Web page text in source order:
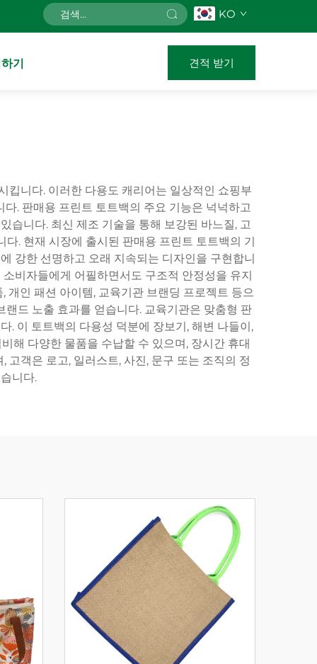
KO
기 견적 받기
킵니다. 이러한 다용도 캐리어는 일상적인 쇼핑부
. 판매용 프린트 토트백의 주요 기능은 넉넉하고
습니다. 최신 제조 기술을 통해 보강된 바느질, 고
. 현재 시장에 출시된 판매용 프린트 토트백의 기
강한 선명하고 오래 지속되는 디자인을 구현합니
비자들에게 어필하면서도 구조적 안정성을 유지
개인 패션 아이템, 교육기관 브랜딩 프로젝트 등으
랜드 노출 효과를 얻습니다. 교육기관은 맞춤형 판
. 이 토트백의 다용성 덕분에 장보기, 해변 나들이,
해 다양한 물품을 수납할 수 있으며, 장시간 휴대
객은 로고, 일러스트, 사진, 문구 또는 조직의 정
니다.